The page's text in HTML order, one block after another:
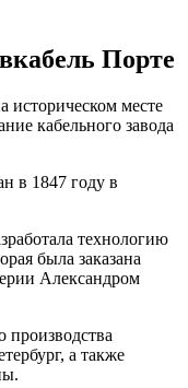
Порте
историческом месте
кабельного завода
в 1847 году в
технологию
была заказана
Александром
производства
а также